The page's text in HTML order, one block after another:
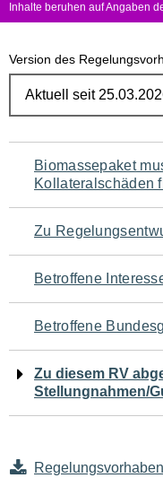
Inhalte beruhen auf Angaben
Version des
Navigation
für
den
Seiteninhalt
Biomassepaket
Kollateralschäden
Zu
Betroffene
Betroffene
Zu diesem RV
Stellungnahmen/